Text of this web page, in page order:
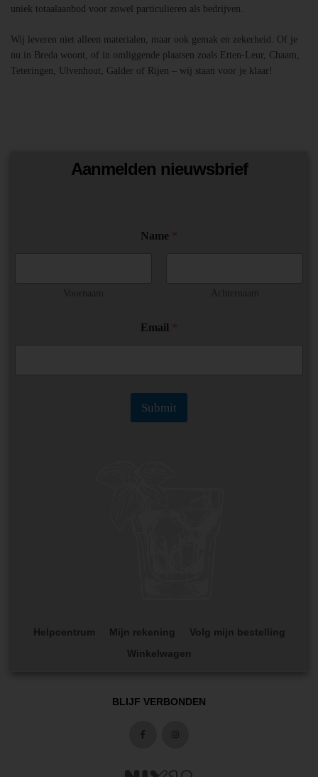
uniek totaalaanbod voor zowel particulieren als bedrijven.
Wij leveren niet alleen materialen, maar ook gemak en zekerheid. Of je
nu in Breda woont, of in omliggende plaatsen zoals Etten-Leur, Chaam,
Teteringen, Ulvenhout, Galder of Rijen – wij staan voor je klaar!
Aanmelden nieuwsbrief
Name
E
m
a
Email
Submit
Helpcentrum Mijn rekening
Volg mijn bestelling
Winkelwagen
BLIJF VERBONDEN